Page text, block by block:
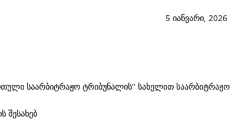
2026
საარბიტრაჟო ტრიბუნალის“ სახელით საარბიტრაჟო
შესახებ